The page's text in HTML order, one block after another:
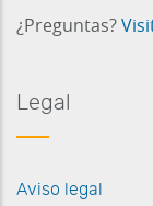
¿Preguntas?
Legal
Aviso legal